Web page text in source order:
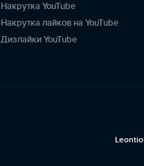
Накрутка YouTube
Накрутка лайков на YouTube
Дизлайки YouTube